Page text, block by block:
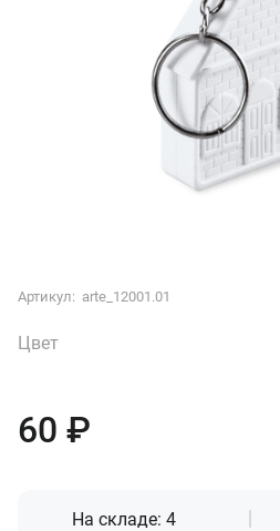
Артикул: arte_12001.01
Цвет
60 ₽
На складе:4